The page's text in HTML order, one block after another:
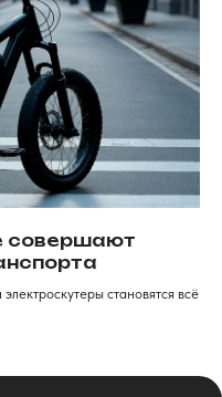
совершают
становятся всё